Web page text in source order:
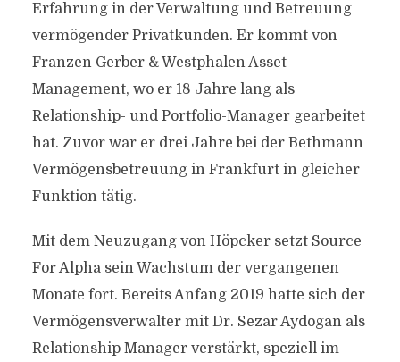
Erfahrung in der Verwaltung und Betreuung
vermögender Privatkunden. Er kommt von
Franzen Gerber & Westphalen Asset
Management, wo er 18 Jahre lang als
Relationship- und Portfolio-Manager gearbeitet
hat. Zuvor war er drei Jahre bei der Bethmann
Vermögensbetreuung in Frankfurt in gleicher
Funktion tätig.
Mit dem Neuzugang von Höpcker setzt Source
For Alpha sein Wachstum der vergangenen
Monate fort. Bereits Anfang 2019 hatte sich der
Vermögensverwalter mit Dr. Sezar Aydogan als
Relationship Manager verstärkt, speziell im